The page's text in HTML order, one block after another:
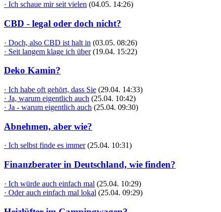
· Ich schaue mir seit vielen (04.05. 14:26)
CBD - legal oder doch nicht?
· Doch, also CBD ist halt in (03.05. 08:26)
· Seit langem klage ich über (19.04. 15:22)
Deko Kamin?
· Ich habe oft gehört, dass Sie (29.04. 14:33)
· Ja, warum eigentlich auch (25.04. 10:42)
· Ja - warum eigentlich auch (25.04. 09:30)
Abnehmen, aber wie?
· Ich selbst finde es immer (25.04. 10:31)
Finanzberater in Deutschland, wie finden?
· Ich würde auch einfach mal (25.04. 10:29)
· Oder auch einfach mal lokal (25.04. 09:29)